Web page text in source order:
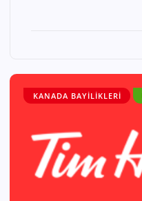
KANADA BAYILIKLERI